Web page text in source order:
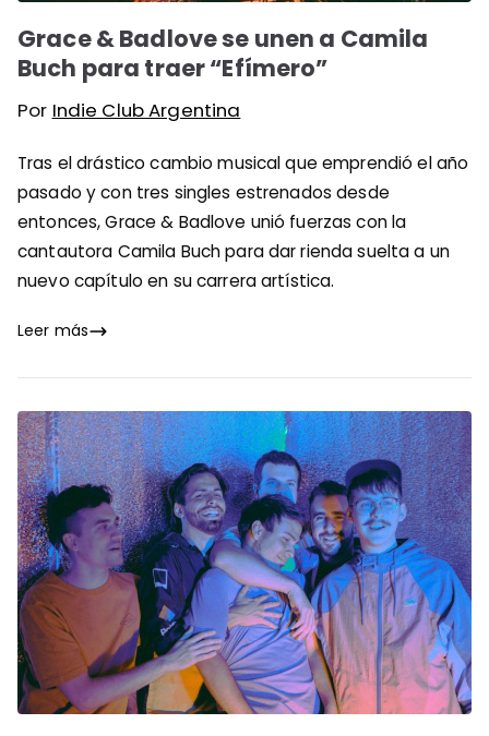
Grace & Badlove se unen a Camila
Buch para traer “Efímero”
Por Indie Club Argentina
Tras el drástico cambio musical que emprendió el año
pasado y con tres singles estrenados desde
entonces, Grace & Badlove unió fuerzas con la
cantautora Camila Buch para dar rienda suelta a un
nuevo capítulo en su carrera artística.
Leer más